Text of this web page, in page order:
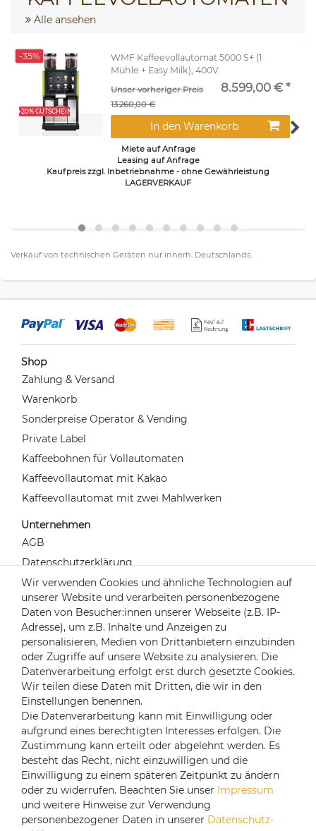
Alle ansehen
+20% GUTSCHEIN
-35%
WMF Kaffeevollautomat 5000 S+ (1
Mühle + Easy Milk), 400V
Unser vorheriger Preis
13.260,00 €
8.599,00 € *
In den Warenkorb
Miete auf Anfrage
Leasing auf Anfrage
Kaufpreis zzgl. Inbetriebnahme - ohne Gewährleistung
LAGERVERKAUF
Verkauf von technischen Geräten nur innerh. Deutschlands.
Shop
Zahlung & Versand
Warenkorb
Sonderpreise Operator & Vending
Private Label
Kaffeebohnen für Vollautomaten
Kaffeevollautomat mit Kakao
Kaffeevollautomat mit zwei Mahlwerken
Unternehmen
AGB
Datenschutzerklärung
Widerrufsrecht
Impressum
Kontakt
Über uns
Mein Konto
Login
Registrieren
Versandpartner
Wir verwenden Cookies und ähnliche Technologien auf
unserer Website und verarbeiten personenbezogene
Daten von Besucher:innen unserer Webseite (z.B. IP-
Adresse), um z.B. Inhalte und Anzeigen zu
personalisieren, Medien von Drittanbietern einzubinden
oder Zugriffe auf unsere Website zu analysieren. Die
Datenverarbeitung erfolgt erst durch gesetzte Cookies.
Wir teilen diese Daten mit Dritten, die wir in den
Einstellungen benennen.
Die Datenverarbeitung kann mit Einwilligung oder
aufgrund eines berechtigten Interesses erfolgen. Die
Zustimmung kann erteilt oder abgelehnt werden. Es
besteht das Recht, nicht einzuwilligen und die
Einwilligung zu einem späteren Zeitpunkt zu ändern
oder zu widerrufen. Beachten Sie unser Impressum
und weitere Hinweise zur Verwendung
personenbezogener Daten in unserer Daten­schutz­